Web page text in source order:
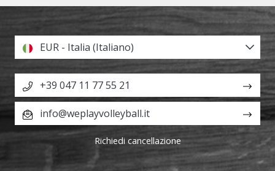
EUR - Italia (Italiano)
+39 047 11 77 55 21
info@weplayvolleyball.it
Richiedi cancellazione